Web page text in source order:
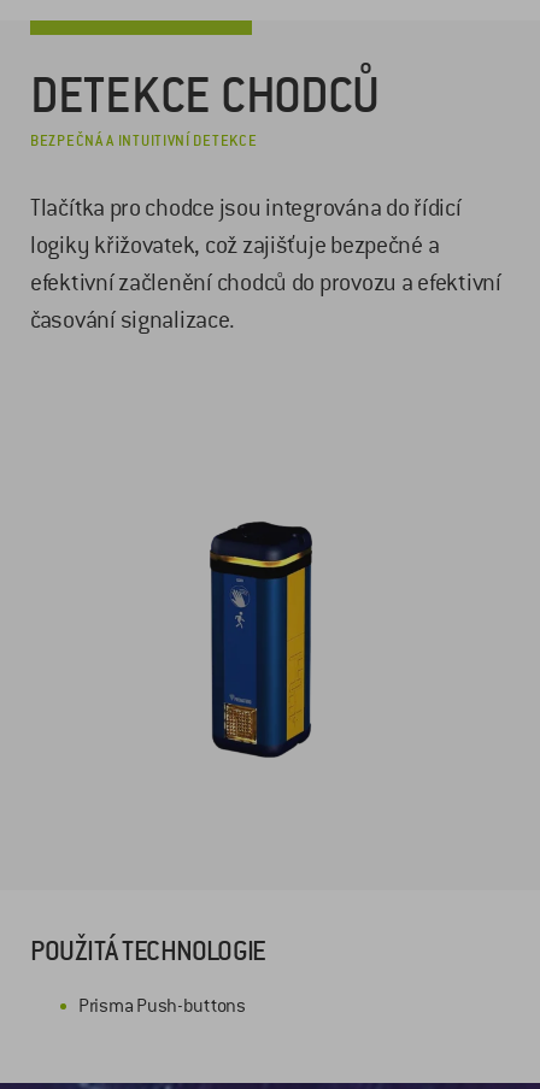
DETEKCE CHODCŮ
BEZPEČNÁ A INTUITIVNÍ DETEKCE
Tlačítka pro chodce jsou integrována do řídicí
logiky křižovatek, což zajišťuje bezpečné a
efektivní začlenění chodců do provozu a efektivní
časování signalizace.
POUŽITÁ TECHNOLOGIE
Prisma Push-buttons